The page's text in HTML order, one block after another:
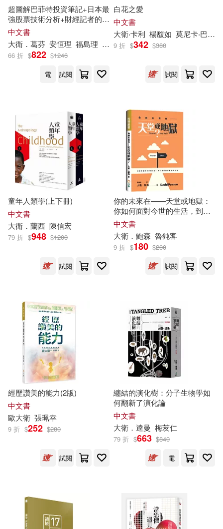
全國衛生專業技術資格考試專家委
員會(46)
木下雉水(46) 華品文化(46)
醉琉璃(46) 金波(46)
偉賀鈞(45)
古吳軒出版社編(45)
小林源文(45) 李洪志(45)
（美）諾爾曼·伯德韋爾(45)
周易(44) 杜志建（主編）(44)
深圳市騰訊計算機系統有限公司(4
碼字手痛(44) 葉永烈(44)
踏雪真人(44)
奧飛娛樂(43) 新薫(43)
華東理工大學出版社(365)
晨星(364)
人民交通出版社(362)
經史子集(362)
西安交通大學出版社(362)
湖南美術出版社(360)
知識產權出版社(360)
中國電力出版社(356)
北京體育大學出版社(346)
四川大學出版社(345)
皇冠(345)
湖北美術出版社(340)
長江文藝出版社(336)
超圖解巴菲特投資筆記+日本最
強股票技術分析+財經記者的告
白【博客來網路限定獨家套
書】
中文書
大衛 ．葛芬 安恒理 福島理 李友君 李璞良 蘇聖翔
66 折 $822 $1246
電
試閱
白花之愛
中文書
大衛‧卡利 楊馥如 莫尼卡‧巴倫可（Monica Barengo）
9 折 $342 $380
試閱
童年人類學(上下冊)
中文書
大衛 ．蘭西 陳信宏
79 折 $948 $1200
試閱
你的未來在——天堂或地獄：
你如何面對今世的生活，到了
審判日也要如何交帳(精裝)
中文書
大衛 ．鮑森 魯鈍客
9 折 $180 $200
試閱
經歷讚美的能力(2版)
中文書
歐大衛 張珮幸
9 折 $252 $280
試閱
纏結的演化樹：分子生物學如
何翻新了演化論
中文書
大衛 ．逵曼 梅苃仁
79 折 $663 $840
電